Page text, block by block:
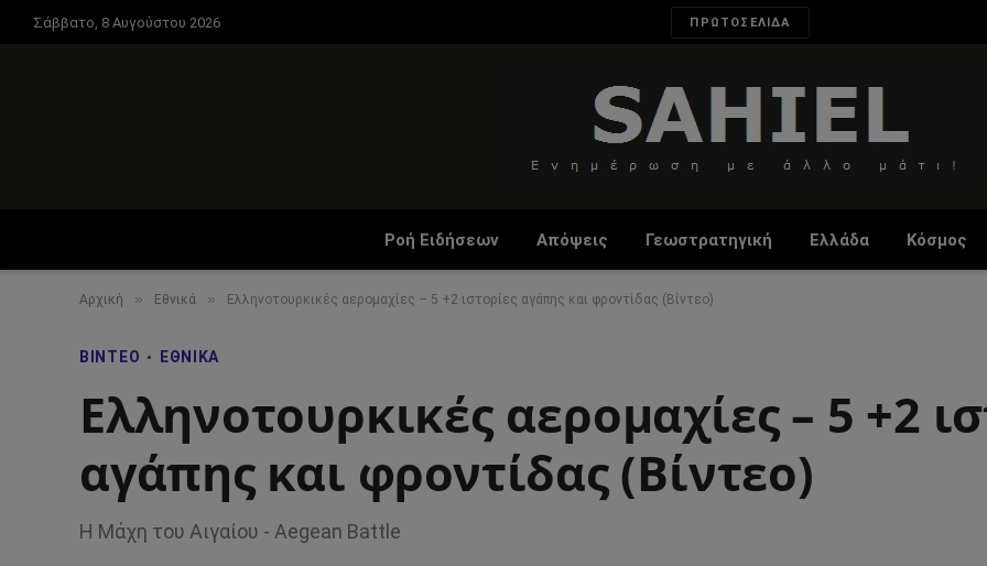
Σάββατο, 8 Αυγούστου 2026 ΠΡΩΤΟΣΕΛΙΔΑ
Ροή Ειδήσεων Απόψεις Γεωστρατηγική Ελλάδα Κόσμος
Αρχική » Εθνικά » Ελληνοτουρκικές αερομαχίες – 5 +2 ιστορίες αγάπης και φροντίδας (Βίντεο)
ΒΊΝΤΕΟ ΕΘΝΙΚΆ
Ελληνοτουρκικές αερομαχίες – 5 +2
αγάπης και φροντίδας (Βίντεο)
Η Μάχη του Αιγαίου - Aegean Battle